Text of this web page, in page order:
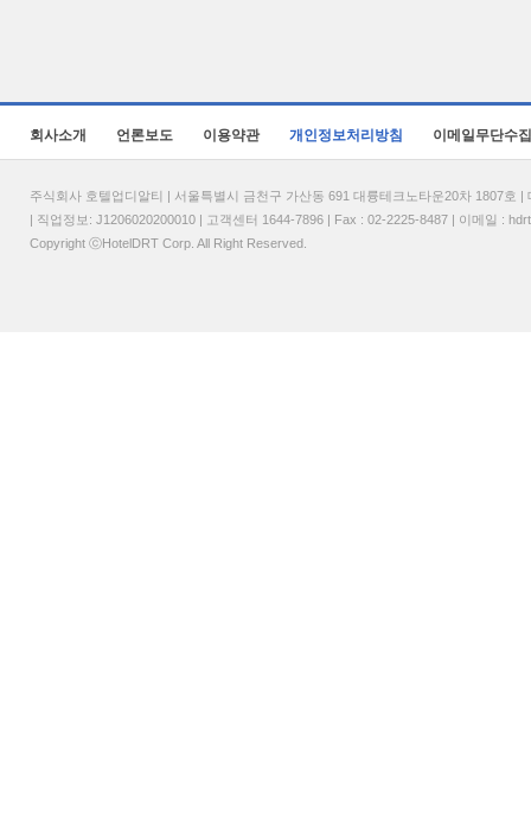
회사소개 언론보도 이용약관 개인정보처리방침 이메일무단수
주식회사 호텔업디알티 | 서울특별시 금천구 가산동 691 대륭테크노타운20차 1807
| 직업정보: J1206020200010 | 고객센터 1644-7896 | Fax : 02-2225-8487 | 이메일 :
Copyright ⓒHotelDRT Corp. All Right Reserved.